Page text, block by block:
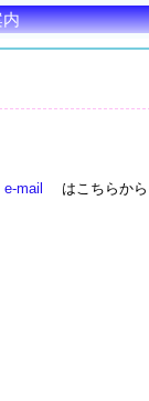
e-mail はこちらから